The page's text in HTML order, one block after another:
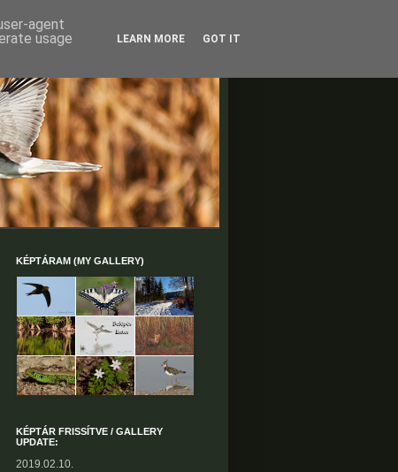
KÉPTÁRAM (MY GALLERY)
KÉPTÁR FRISSÍTVE / GALLERY
UPDATE:
2019.02.10.
agent
usage
LEARN MORE GOT IT